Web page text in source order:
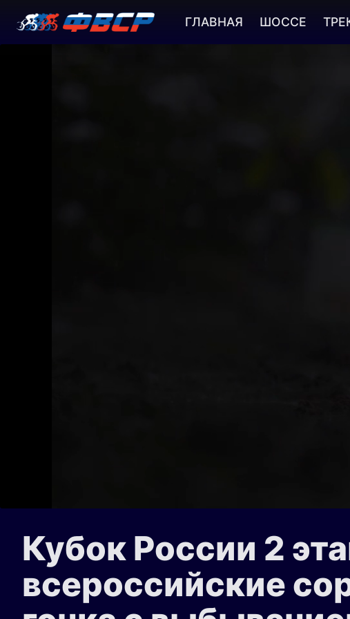
Кубок России 2
всероссийские
ГЛАВНАЯ ШОССЕ